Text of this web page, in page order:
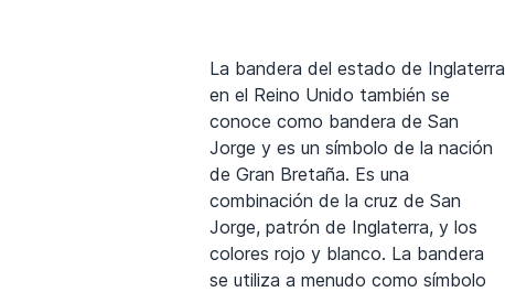
La bandera del estado de Inglaterra
en el Reino Unido también se
conoce como bandera de San
Jorge y es un símbolo de la nación
de Gran Bretaña. Es una
combinación de la cruz de San
Jorge, patrón de Inglaterra, y los
colores rojo y blanco. La bandera
se utiliza a menudo como símbolo